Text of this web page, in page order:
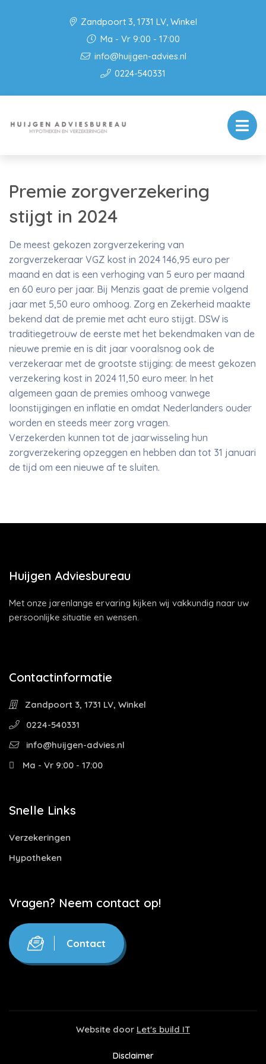
Zandpoort 3, 1731 LV, Winkel
Ma - Vr 9:00 - 17:00
info@huijgen-advies.nl
0224-540331
Premie zorgverzekering
stijgt in 2024
De meest gekozen zorgverzekering van
zorgverzekeraar VGZ kost in 2024 146,95 euro per
maand en dat is een verhoging van 5 euro per maand
en 60 euro per jaar. Bij Menzis gaat de premie volgend
jaar met 5,50 euro omhoog. Zorg en Zekerheid maakte
bekend dat de premie met acht euro stijgt. DSW is
traditiegetrouw de eerste met het bekendmaken van de
nieuwe premie en is dit jaar vooralsnog ook de
verzekeraar met de grootste stijging: de meest gekozen
verzekering kost in 2024 11,50 euro meer. In het
algemeen gaan de premies omhoog vanwege
loonstijgingen en inflatie en omdat Nederlanders ouder
worden en steeds meer zorg vragen.
Verzekerden kunnen tot de jaarwisseling hun
zorgverzekering opzeggen en hebben dan tot 31 januari
de tijd om een nieuwe af te sluiten.
Huijgen Adviesbureau
Met onze jarenlange ervaring kijken wij vakkundig naar uw
persoonlijke situatie en wensen.
Contactinformatie
Zandpoort 3, 1731 LV, Winkel
0224-540331
info@huijgen-advies.nl
Ma - Vr 9:00 - 17:00
Snelle Links
Verzekeringen
Hypotheken
Vragen? Neem contact op!
Contact
Website door Let's build IT
Disclaimer